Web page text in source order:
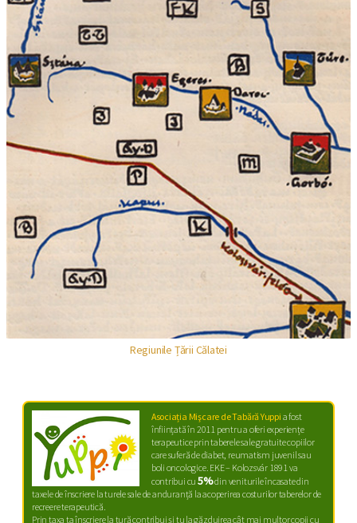
Regiunile Țării Călatei
Asociația Mişcare de Tabără Yuppi a fost
înființată în 2011 pentru a oferi experiențe
terapeutice prin taberele sale gratuite copiilor
care suferă de diabet, reumatism juvenil sau
boli oncologice. EKE – Kolozsvár 1891 va
contribui cu5%din veniturile încasate din
taxele de înscriere la turele sale de anduranță la acoperirea costurilor taberelor de
recreere terapeutică.
Prin taxa ta înscriere la tură contribui şi tu la găzduirea cât mai multor copii cu